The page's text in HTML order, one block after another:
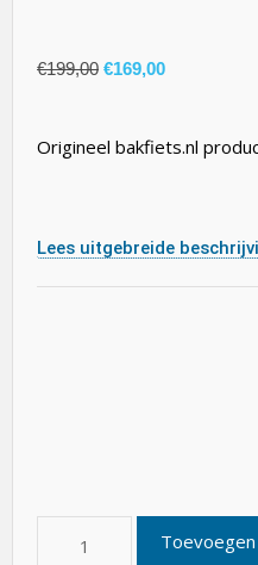
€199,00 €169,00
Origineel bakfiets.nl
Lees uitgebreide